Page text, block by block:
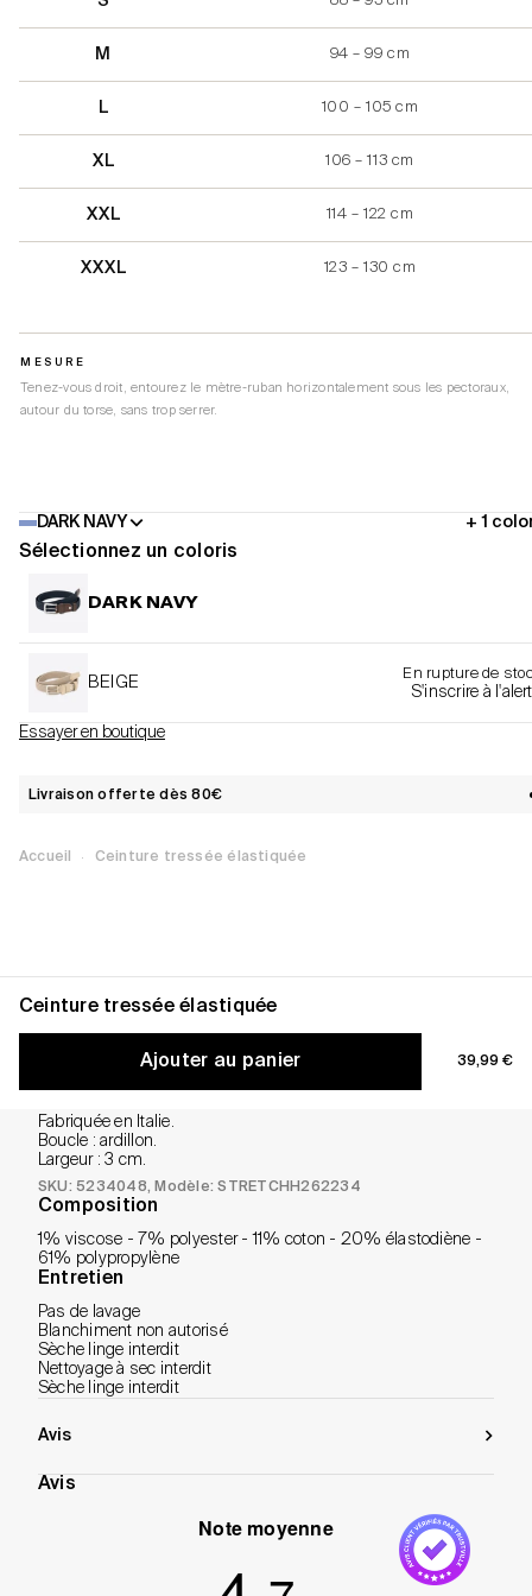
M 94 – 99 cm
L 100 – 105 cm
XL 106 – 113 cm
XXL 114 – 122 cm
XXXL 123 – 130 cm
MESURE
Tenez-vous droit, entourez le mètre-ruban horizontalement sous les pectoraux,
autour du torse, sans trop serrer.
DARK NAVY + 1
Sélectionnez un coloris
DARK NAVY
BEIGE En rupture de
S'inscrire à
Essayer en boutique
Livraison offerte dès 80€
Accueil · Ceinture tressée élastiquée
Ceinture tressée élastiquée
Prix de
39,99 €
Ajouter au panier
Informations produit
Informations produit
Fabriquée en Italie.
Boucle : ardillon.
Largeur : 3 cm.
SKU: 5234048, Modèle: STRETCHH262234
Composition
1% viscose - 7% polyester - 11% coton - 20% élastodiène -
61% polypropylène
Entretien
Pas de lavage
Blanchiment non autorisé
Sèche linge interdit
Nettoyage à sec interdit
Sèche linge interdit
Avis
Avis
Note moyenne